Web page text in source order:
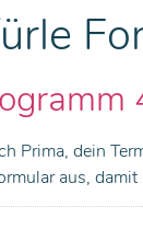
Prima, dein
aus,